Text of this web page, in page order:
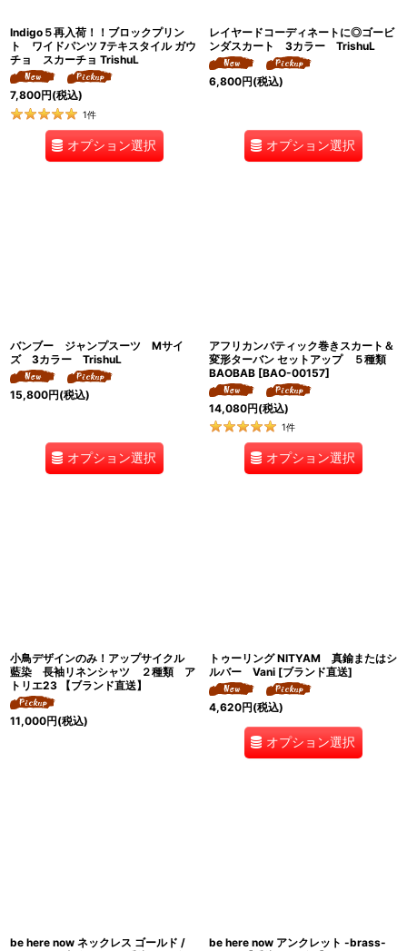
Indigo５再入荷！！ブロックプリン
ト ワイドパンツ 7テキスタイル ガウ
チョ スカーチョ TrishuL
7,800円(税込)
1件
オプション選択
レイヤードコーディネートに◎ゴービ
ンダスカート 3カラー TrishuL
6,800円(税込)
オプション選択
バンブー ジャンプスーツ Mサイ
ズ 3カラー TrishuL
15,800円(税込)
オプション選択
アフリカンバティック巻きスカート＆
変形ターバン セットアップ ５種類
BAOBAB [BAO-00157]
14,080円(税込)
1件
オプション選択
小鳥デザインのみ！アップサイクル
藍染 長袖リネンシャツ ２種類 ア
トリエ23 【ブランド直送】
11,000円(税込)
トゥーリング NITYAM 真鍮またはシ
ルバー Vani [ブランド直送]
4,620円(税込)
オプション選択
be here now ネックレス ゴールド /
be here now アンクレット -brass-